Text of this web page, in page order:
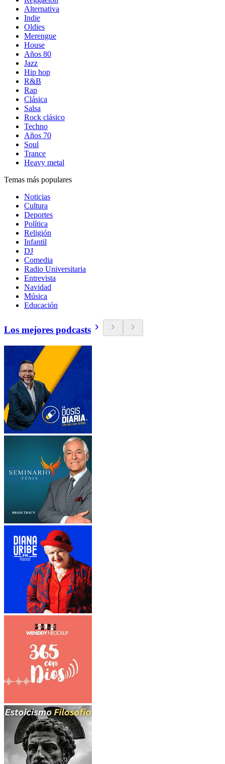
Alternativa
Indie
Oldies
Merengue
House
Años 80
Jazz
Hip hop
R&B
Rap
Clásica
Salsa
Rock clásico
Techno
Años 70
Soul
Trance
Heavy metal
Temas más populares
Noticias
Cultura
Deportes
Política
Religión
Infantil
DJ
Comedia
Radio Universitaria
Entrevista
Navidad
Música
Educación
Los mejores podcasts